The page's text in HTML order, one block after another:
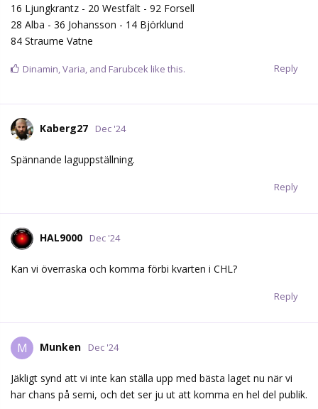
16 Ljungkrantz - 20 Westfält - 92 Forsell
28 Alba - 36 Johansson - 14 Björklund
84 Straume Vatne
Reply
Dinamin,Varia, and Farubcek like this.
Kaberg27 Dec '24
Spännande laguppställning.
Reply
HAL9000 Dec '24
Kan vi överraska och komma förbi kvarten i CHL?
Reply
M Munken Dec '24
Jäkligt synd att vi inte kan ställa upp med bästa laget nu när vi
har chans på semi, och det ser ju ut att komma en hel del publik.